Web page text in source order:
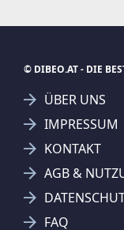
AKTUELLEN
© DIBEO.AT - DIE
ÜBER UNS
IMPRESSUM
KONTAKT
AGB &
FAQ